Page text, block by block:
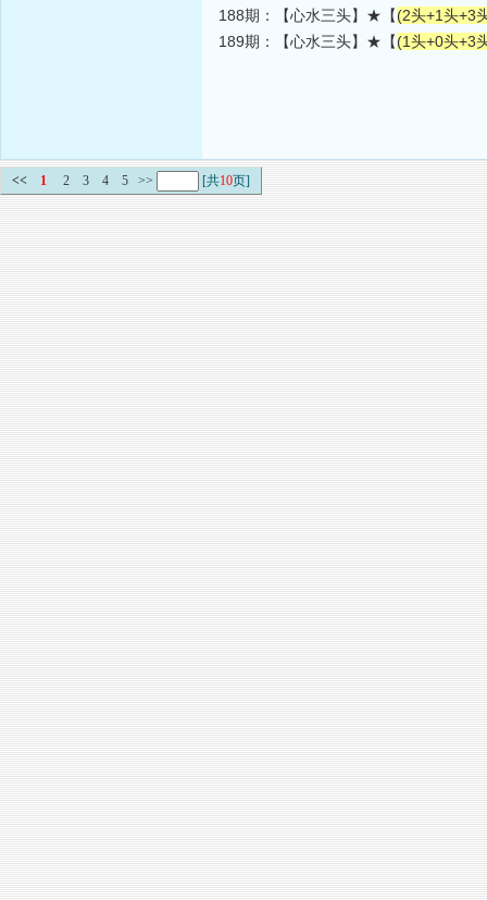
188期：【心水三头】★【(2头+1头+3
189期：【心水三头】★【(1头+0头+3
<< 1 2 3 4 5 >> [共10页]